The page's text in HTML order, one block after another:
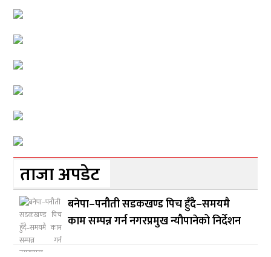
ताजा अपडेट
बनेपा–पनौती सडकखण्ड पिच हुँदै–समयमै
काम सम्पन्न गर्न नगरप्रमुख न्यौपानेको निर्देशन